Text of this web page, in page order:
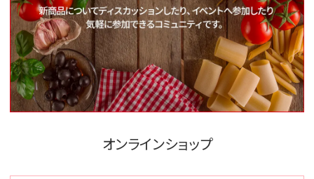
オンラインショップ